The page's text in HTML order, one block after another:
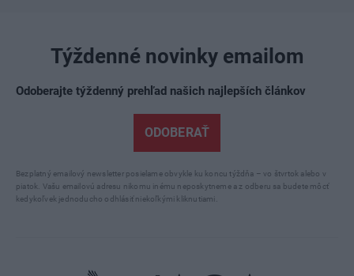
Týždenné novinky emailom
Odoberajte týždenný prehľad našich najlepších článkov
ODOBERAŤ
Bezplatný emailový newsletter posielame obvykle ku koncu týždňa – vo štvrtok alebo v
piatok. Vašu emailovú adresu nikomu inému neposkytneme a z odberu sa budete môcť
kedykoľvek jednoducho odhlásiť niekoľkými kliknutiami.